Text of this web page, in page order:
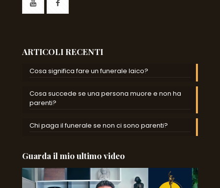
ARTICOLI RECENTI
Cosa significa fare un funerale laico?
Cosa succede se una persona muore e non ha
parenti?
Chi paga il funerale se non ci sono parenti?
Guarda il mio ultimo video